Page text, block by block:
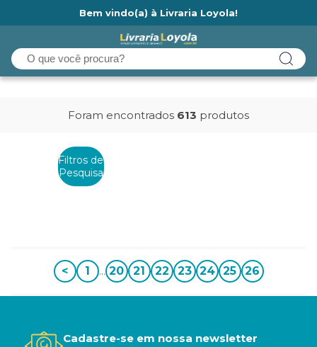
Bem vindo(a) à Livraria Loyola!
Foram encontrados 613 produtos
Filtros de
Pesquisa
< 1 ... 20 21 22 23 24 25 26
Cadastre-se em nossa newsletter